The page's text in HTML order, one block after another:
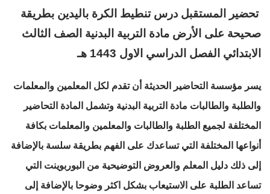
تحضير المستقبل درس تنطيط الكرة باليدين بطريقة
صحيحة على الأرض مادة التربية البدنية الصف الثالث
الابتدائي الفصل الدراسي الاول 1443 هـ
يسر مؤسسة التحاضير الحديثة أن تقدم لكل المعلمين والمعلمات
والطلبة والطالبات مادة التربية البدنية وتشمل المادة التحاضير
المختلفة لجميع الطلبة والطالبات والمعلمين والمعلمات بكافة
أنواعها المختلفة التي تساعدك على الفهم بطريقة سلسة بالإضافة
إلى ذلك دليل المعلم والعروض التوضيحية من البوربوينت التي
تساعد الطلبة على الاستيعاب بشكل اكثر وضوحا بالإضافة إلى